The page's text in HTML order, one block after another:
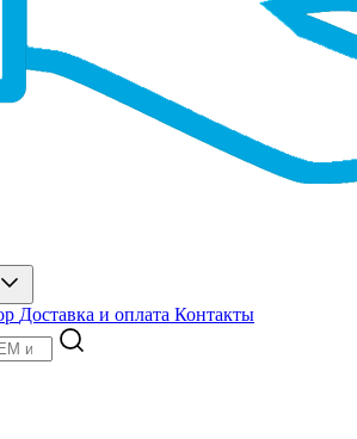
Доставка и оплата Контакты